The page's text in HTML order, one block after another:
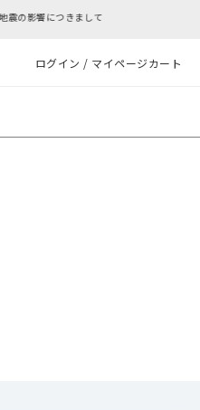
ログイン / マイページカート